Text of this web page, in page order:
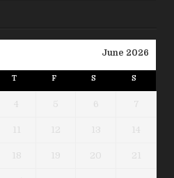
June 2026
T F S S
4 5 6 7
11 12 13 14
18 19 20 21